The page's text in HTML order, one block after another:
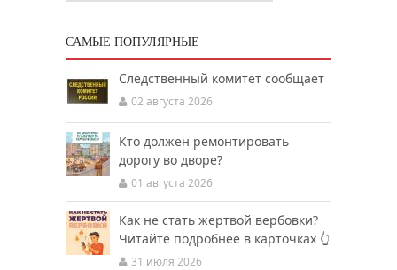
САМЫЕ ПОПУЛЯРНЫЕ
Следственный комитет сообщает
02 августа 2026
Кто должен ремонтировать
дорогу во дворе?
01 августа 2026
Как не стать жертвой вербовки?
Читайте подробнее в карточках 👆
31 июля 2026